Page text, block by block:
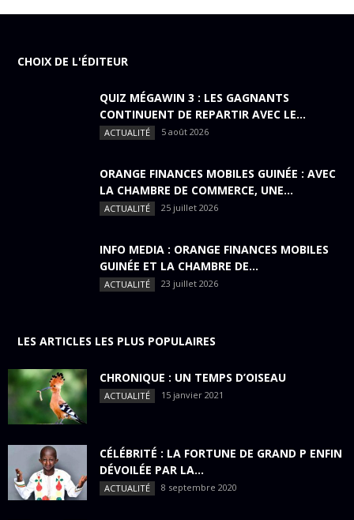
CHOIX DE L'ÉDITEUR
QUIZ MÉGAWIN 3 : LES GAGNANTS
CONTINUENT DE REPARTIR AVEC LE...
ACTUALITÉ 5 août 2026
ORANGE FINANCES MOBILES GUINÉE : AVEC
LA CHAMBRE DE COMMERCE, UNE...
ACTUALITÉ 25 juillet 2026
INFO MEDIA : ORANGE FINANCES MOBILES
GUINÉE ET LA CHAMBRE DE...
ACTUALITÉ 23 juillet 2026
LES ARTICLES LES PLUS POPULAIRES
CHRONIQUE : UN TEMPS D’OISEAU
ACTUALITÉ 15 janvier 2021
CÉLÉBRITÉ : LA FORTUNE DE GRAND P ENFIN
DÉVOILÉE PAR LA...
ACTUALITÉ 8 septembre 2020